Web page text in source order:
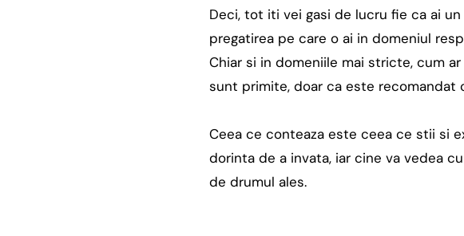
Deci, tot iti vei gasi de lucru fie ca ai
pregatirea pe care o ai in domeniul
Chiar si in domeniile mai stricte, cum
sunt primite, doar ca este recomandat
Ceea ce conteaza este ceea ce stii si
dorinta de a invata, iar cine va vedea
de drumul ales.